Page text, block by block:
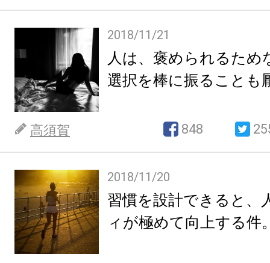
2018/11/21
人は、褒められるため
選択を棒に振ることも
高須賀 848
2018/11/20
習慣を設計できると、
ィが極めて向上する件